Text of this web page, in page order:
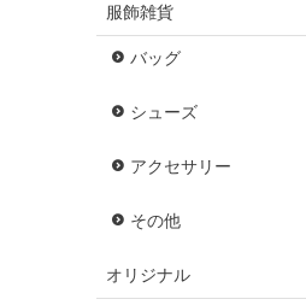
服飾雑貨
バッグ
シューズ
アクセサリー
その他
オリジナル